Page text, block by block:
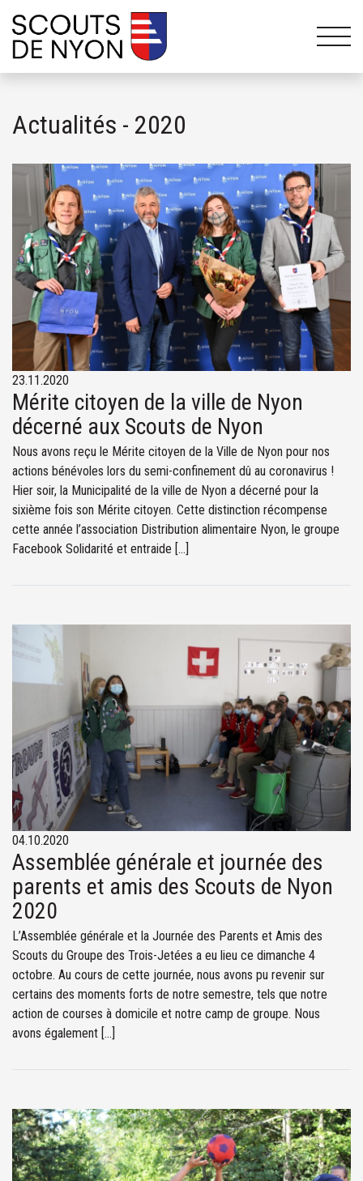
Actualités - 2020
23.11.2020
Mérite citoyen de la ville de Nyon
décerné aux Scouts de Nyon
Nous avons reçu le Mérite citoyen de la Ville de Nyon pour nos
actions bénévoles lors du semi-confinement dû au coronavirus !
Hier soir, la Municipalité de la ville de Nyon a décerné pour la
sixième fois son Mérite citoyen. Cette distinction récompense
cette année l’association Distribution alimentaire Nyon, le groupe
Facebook Solidarité et entraide […]
04.10.2020
Assemblée générale et journée des
parents et amis des Scouts de Nyon
2020
L’Assemblée générale et la Journée des Parents et Amis des
Scouts du Groupe des Trois-Jetées a eu lieu ce dimanche 4
octobre. Au cours de cette journée, nous avons pu revenir sur
certains des moments forts de notre semestre, tels que notre
action de courses à domicile et notre camp de groupe. Nous
avons également […]